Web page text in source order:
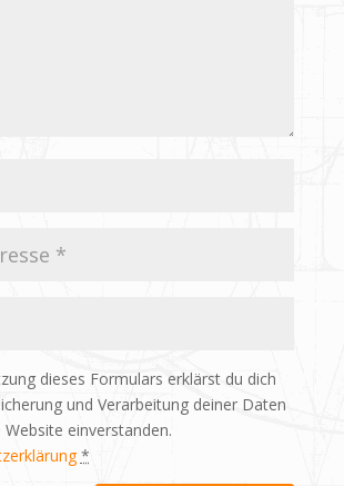
dieses Formulars erklärst du dich
und Verarbeitung deiner Daten
Website einverstanden.
*